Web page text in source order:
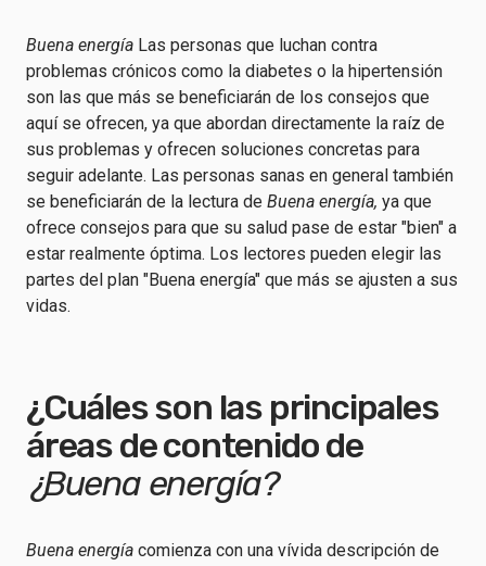
Buena energía Las personas que luchan contra
problemas crónicos como la diabetes o la hipertensión
son las que más se beneficiarán de los consejos que
aquí se ofrecen, ya que abordan directamente la raíz de
sus problemas y ofrecen soluciones concretas para
seguir adelante. Las personas sanas en general también
se beneficiarán de la lectura de Buena energía, ya que
ofrece consejos para que su salud pase de estar "bien" a
estar realmente óptima. Los lectores pueden elegir las
partes del plan "Buena energía" que más se ajusten a sus
vidas.
¿Cuáles son las principales
áreas de contenido de
¿Buena energía?
Buena energía comienza con una vívida descripción de